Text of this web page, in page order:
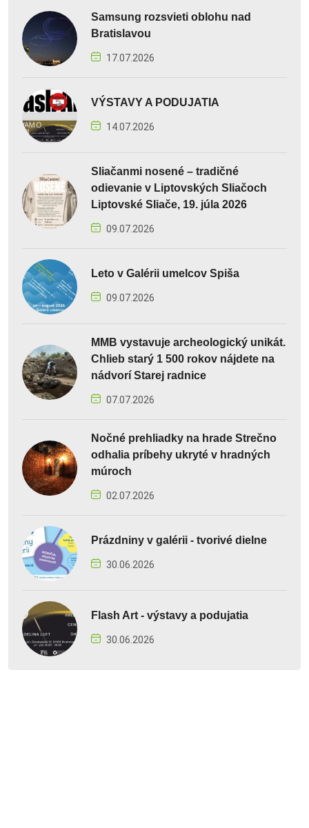
Samsung rozsvieti oblohu nad
Bratislavou
17.07.2026
VÝSTAVY A PODUJATIA
14.07.2026
Sliačanmi nosené – tradičné
odievanie v Liptovských Sliačoch
Liptovské Sliače, 19. júla 2026
09.07.2026
Leto v Galérii umelcov Spiša
09.07.2026
MMB vystavuje archeologický unikát.
Chlieb starý 1 500 rokov nájdete na
nádvorí Starej radnice
07.07.2026
Nočné prehliadky na hrade Strečno
odhalia príbehy ukryté v hradných
múroch
02.07.2026
Prázdniny v galérii - tvorivé dielne
30.06.2026
Flash Art - výstavy a podujatia
30.06.2026